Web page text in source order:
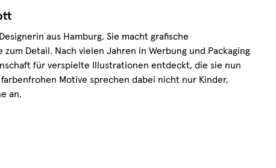
aus Hamburg. Sie macht grafische
zum Detail. Nach vielen Jahren in Werbung und Packaging
für verspielte Illustrationen entdeckt, die sie nun
Motive sprechen dabei nicht nur Kinder,
an.